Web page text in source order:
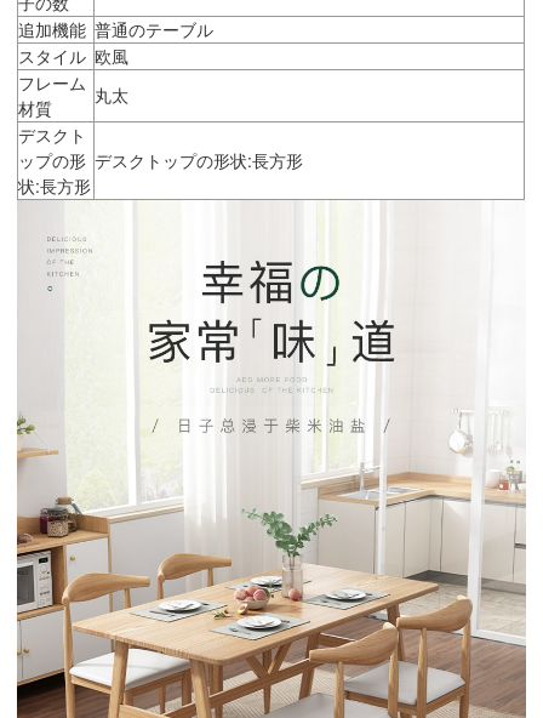
追加機能 普通のテーブル
スタイル 欧風
フレーム
材質
丸太
デスクト
ップの形
状:長方形
デスクトップの形状:長方形